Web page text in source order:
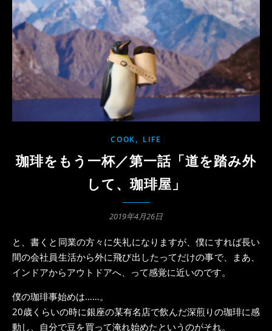
COOK, LIFE
珈琲をもう一杯／第一話「道を踏み外
して、珈琲屋」
2019年4月26日
と、書くと同業の方々に失礼になりますが、僕にすれば長い
間の会社員生活から外に飛び出したってだけの事で、まあ、
インドアからアウトドアへ、って感覚に近いのです。
僕の珈琲事始めは……。
20歳くらいの時に銀座の某有名店で飲んだ深煎りの珈琲に感
動し、自分で豆を買って淹れ始めたというのがそれ。